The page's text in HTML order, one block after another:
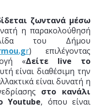
ζωντανά μέσω
η παρακολούθησή
του Δήμου
r) επιλέγοντας
«Δείτε live το
είναι διαθέσιμη την
είναι δυνατή η
στο κανάλι
Youtube, όπου είναι